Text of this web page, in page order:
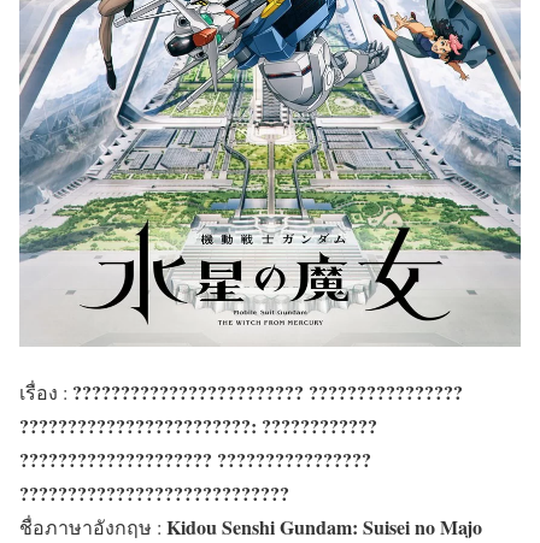
เรื่อง : ???????????????????????? ????????????????
????????????????????????: ????????????
???????????????????? ????????????????
????????????????????????????
ชื่อภาษาอังกฤษ : Kidou Senshi Gundam: Suisei no Majo